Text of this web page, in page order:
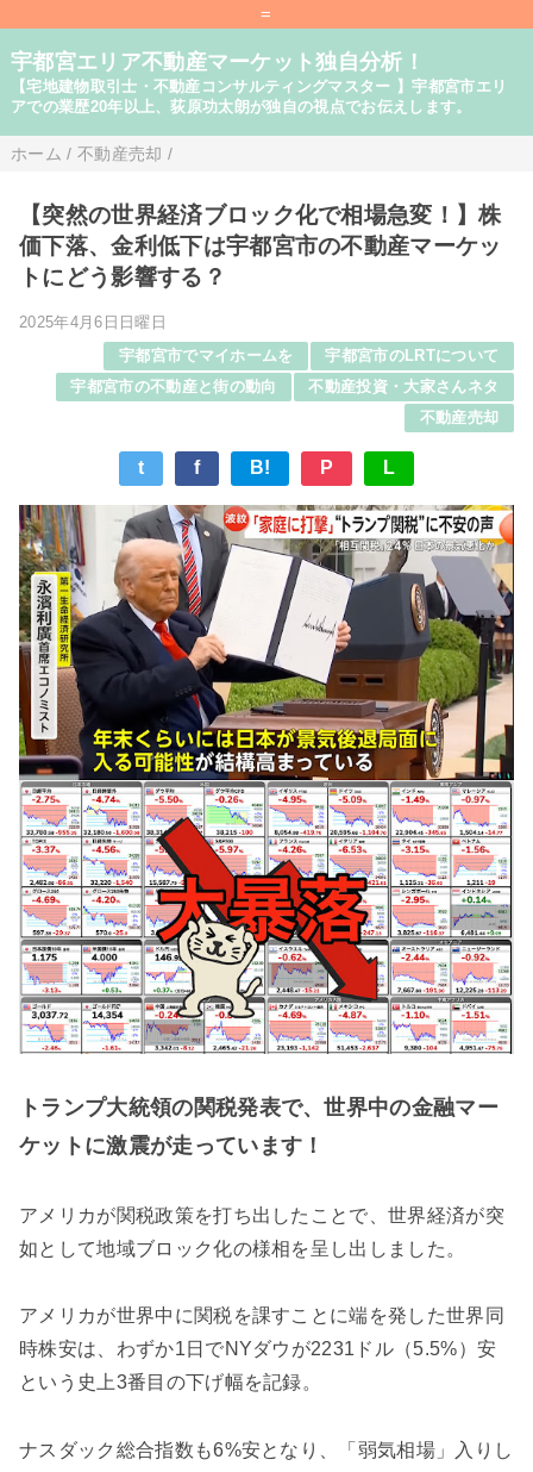
=
宇都宮エリア不動産マーケット独自分析！
【宅地建物取引士・不動産コンサルティングマスター 】宇都宮市エリ
アでの業歴20年以上、荻原功太朗が独自の視点でお伝えします。
ホーム / 不動産売却 /
【突然の世界経済ブロック化で相場急変！】株
価下落、金利低下は宇都宮市の不動産マーケッ
トにどう影響する？
2025年4月6日日曜日
宇都宮市でマイホームを
宇都宮市のLRTについて
宇都宮市の不動産と街の動向
不動産投資・大家さんネタ
不動産売却
t f B! P L
トランプ大統領の関税発表で、世界中の金融マー
ケットに激震が走っています！
アメリカが関税政策を打ち出したことで、世界経済が突
如として地域ブロック化の様相を呈し出しました。
アメリカが世界中に関税を課すことに端を発した世界同
時株安は、わずか1日でNYダウが2231ドル（5.5%）安
という史上3番目の下げ幅を記録。
ナスダック総合指数も6%安となり、「弱気相場」入りし